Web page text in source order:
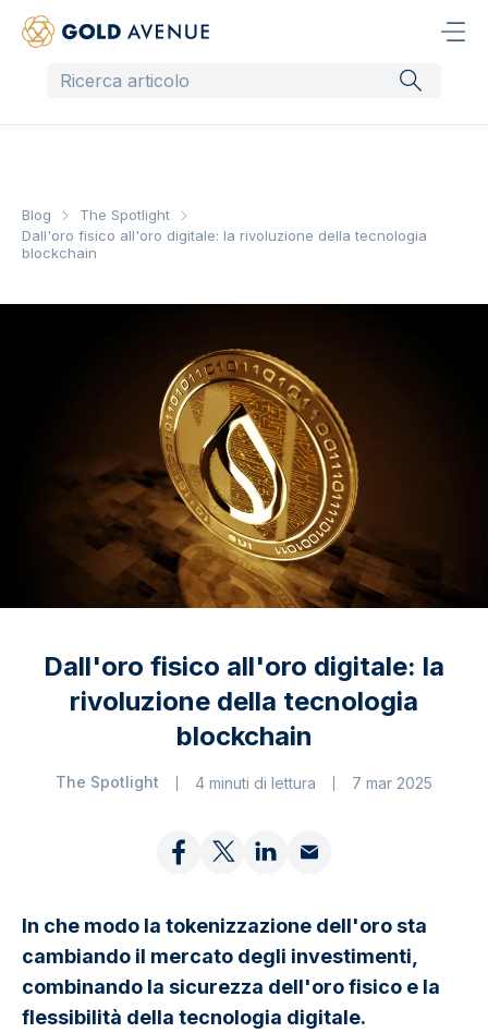
Blog
The Spotlight
Dall'oro fisico all'oro digitale: la rivoluzione della tecnologia
blockchain
Dall'oro fisico all'oro digitale: la
rivoluzione della tecnologia
blockchain
The Spotlight 4 minuti di lettura 7 mar 2025
In che modo la tokenizzazione dell'oro sta
cambiando il mercato degli investimenti,
combinando la sicurezza dell'oro fisico e la
flessibilità della tecnologia digitale.